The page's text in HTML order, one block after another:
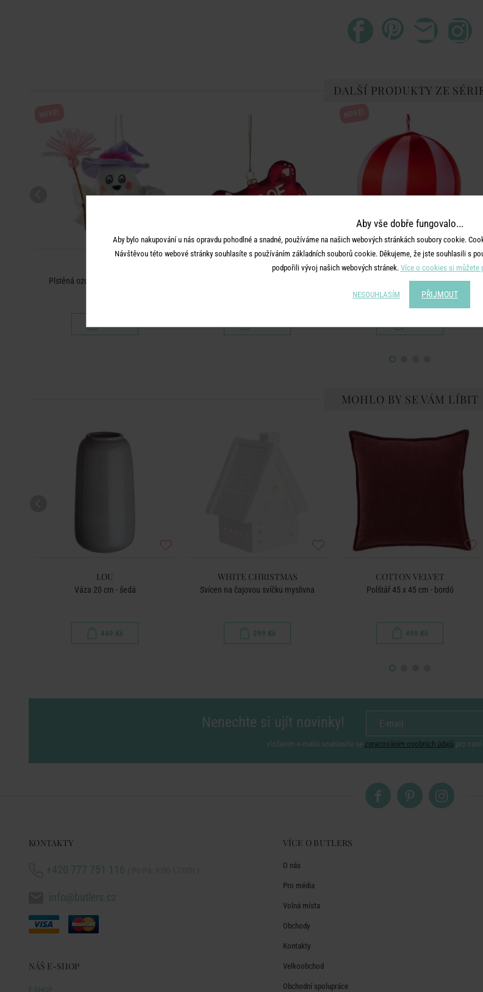
DALŠÍ PRODUKTY ZE
Plstěná ozdoba duch/čarodějnice
249 Kč
HANG ON
149 Kč
HANG ON
Koule pruhy 8 cm - červená/sv.růžová
49 Kč
MOHLO BY SE VÁM LÍBIT
LOU
Váza 20 cm - šedá
449 Kč
WHITE CHRISTMAS
Svícen na čajovou svíčku myslivna
299 Kč
COTTON VELVET
Polštář 45 x 45 cm - bordó
499 Kč
Nenechte si ujít novinky!
vložením e-mailu souhlasíte se zpracováním osobních údajů pro
KONTAKTY
+420 777 751 116
info@butlers.cz
NÁŠ E-SHOP
E-SHOP
VÍCE O BUTLERS
O nás
Pro média
Volná místa
Obchody
Kontakty
Velkoobchod
Obchodní spolupráce
Aby vše dobře fungovalo...
Aby bylo nakupování u nás opravdu pohodlné a snadné, používáme na našich webových stránkách soubory cookie.
Návštěvou této webové stránky souhlasíte s používáním základních souborů cookie. Děkujeme, že jste souhlasili s
podpořili vývoj našich webových stránek. Více o cookies si můžete
NESOUHLASÍM PŘIJMOUT